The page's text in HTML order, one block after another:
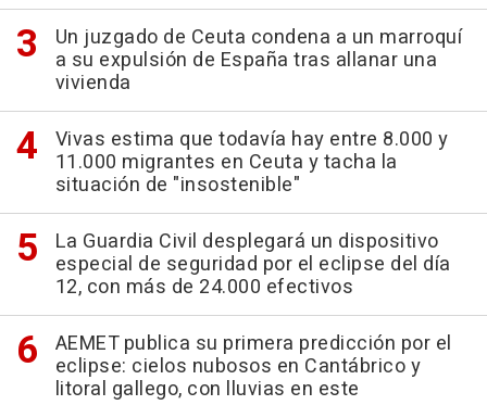
Un juzgado de Ceuta condena a un marroquí
a su expulsión de España tras allanar una
vivienda
Vivas estima que todavía hay entre 8.000 y
11.000 migrantes en Ceuta y tacha la
situación de "insostenible"
La Guardia Civil desplegará un dispositivo
especial de seguridad por el eclipse del día
12, con más de 24.000 efectivos
AEMET publica su primera predicción por el
eclipse: cielos nubosos en Cantábrico y
litoral gallego, con lluvias en este